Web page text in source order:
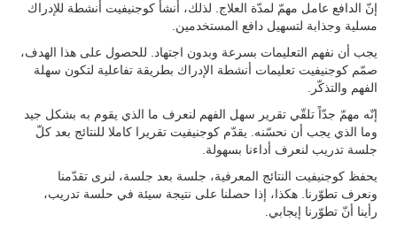
إنّ الدافع عامل مهمّ لمدّة العلاج. لذلك، أنشأ كوجنيفيت أنشطة للإدراك
مسلية وجذابة لتسهيل دافع المستخدمين.
يجب أن نفهم التعليمات بسرعة وبدون اجتهاد. للحصول على هذا الهدف،
صمّم كوجنيفيت تعليمات أنشطة الإدراك بطريقة تفاعلية لتكون سهلة
الفهم والتذكّر.
إنّه مهمّ جدّاً تلقّي تقرير سهل الفهم لنعرف ما الذي يقوم به بشكل جيد
وما الذي يجب أن نحسّنه. يقدّم كوجنيفيت تقريرا كاملا للنتائج بعد كلّ
جلسة تدريب لنعرف أداءنا بسهولة.
يحفظ كوجنيفيت النتائج المعرفية، جلسة بعد جلسة، لنرى تقدّمنا
ونعرف تطوّرنا. هكذا، إذا حصلنا على نتيجة سيئة في حلسة تدريب،
رأينا أنّ تطوّرنا إيجابي.